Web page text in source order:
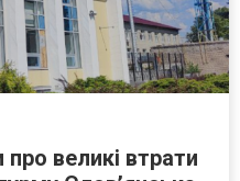
великі втрати